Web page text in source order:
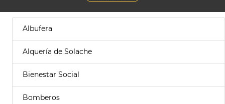
Albufera
Alquería de Solache
Bienestar Social
Bomberos